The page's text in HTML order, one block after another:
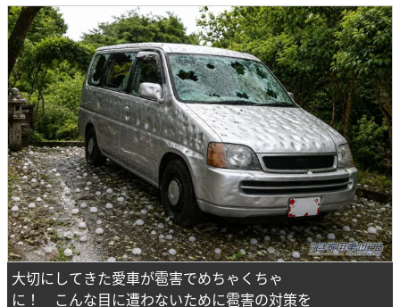
大切にしてきた愛車が雹害でめちゃくちゃ
に！ こんな目に遭わないために雹害の対策を